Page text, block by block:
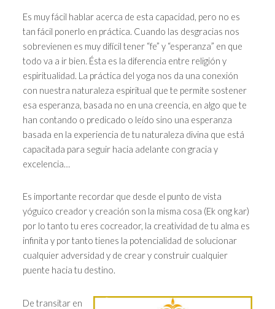
Es muy fácil hablar acerca de esta capacidad, pero no es
tan fácil ponerlo en práctica. Cuando las desgracias nos
sobrevienen es muy difícil tener “fe” y “esperanza” en que
todo va a ir bien. Ésta es la diferencia entre religión y
espiritualidad. La práctica del yoga nos da una conexión
con nuestra naturaleza espiritual que te permite sostener
esa esperanza, basada no en una creencia, en algo que te
han contando o predicado o leído sino una esperanza
basada en la experiencia de tu naturaleza divina que está
capacitada para seguir hacia adelante con gracia y
excelencia…
Es importante recordar que desde el punto de vista
yóguico creador y creación son la misma cosa (Ek ong kar)
por lo tanto tu eres cocreador, la creatividad de tu alma es
infinita y por tanto tienes la potencialidad de solucionar
cualquier adversidad y de crear y construir cualquier
puente hacia tu destino.
De transitar en